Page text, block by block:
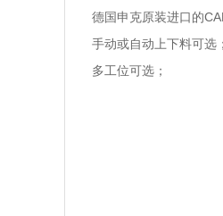
德国申克原装进口的
手动或自动上下料可选；
多工位可选；